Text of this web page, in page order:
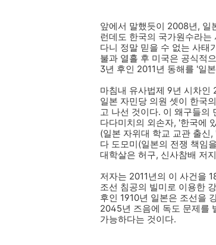
앞에서 말했듯이 2008년, 일
런데도 한국의 국가원수라
다니 정말 믿을 수 없는 사태
불과 열흘 후 미국은 공식적
3년 후인 2011년 동해를 '일
마침내 유사법제 9년 시차인
일본 자민당 의원 셋이 한국
고 나선 것이다. 이 왜구들의
다다미치의 외손자, '한국에
(일본 자위대 학교 교관 출신
다 도모미(일본의 전쟁 책임
대학살은 허구, 신사참배 저
저자는 2011년의 이 사건을
조선 침공의 빌미로 이용한
후인 1910년 일본은 조선을
2045년 즈음에 독도 문제를
가능하다는 것이다.